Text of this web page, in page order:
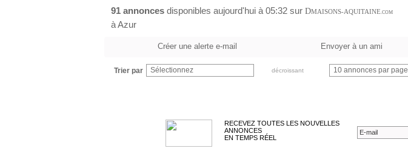
91 annonces disponibles aujourd'hui à 05:32 sur DMAISONS-AQUITAINE.COM
à Azur
Créer une alerte e-mail Envoyer à un ami
Trier par Sélectionnez décroissant 10 annonces par page
RECEVEZ TOUTES LES NOUVELLES
ANNONCES
EN TEMPS RÉEL